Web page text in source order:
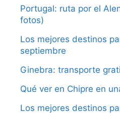
Portugal: ruta por el
fotos)
Los mejores destinos
septiembre
Ginebra: transporte
Qué ver en Chipre en
Los mejores destinos